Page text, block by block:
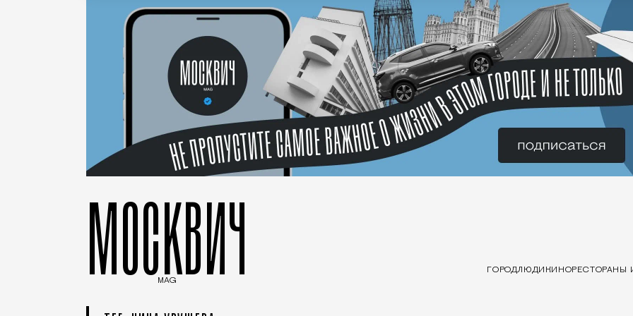
МОСКВИЧ
MAG
ГОРОДЛЮДИ КИНОРЕСТОРАНЫ